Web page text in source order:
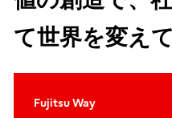
て世界を変えて
Fujitsu Way